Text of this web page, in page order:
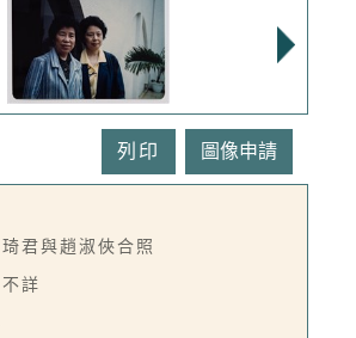
列印
琦君與趙淑俠合照
不詳